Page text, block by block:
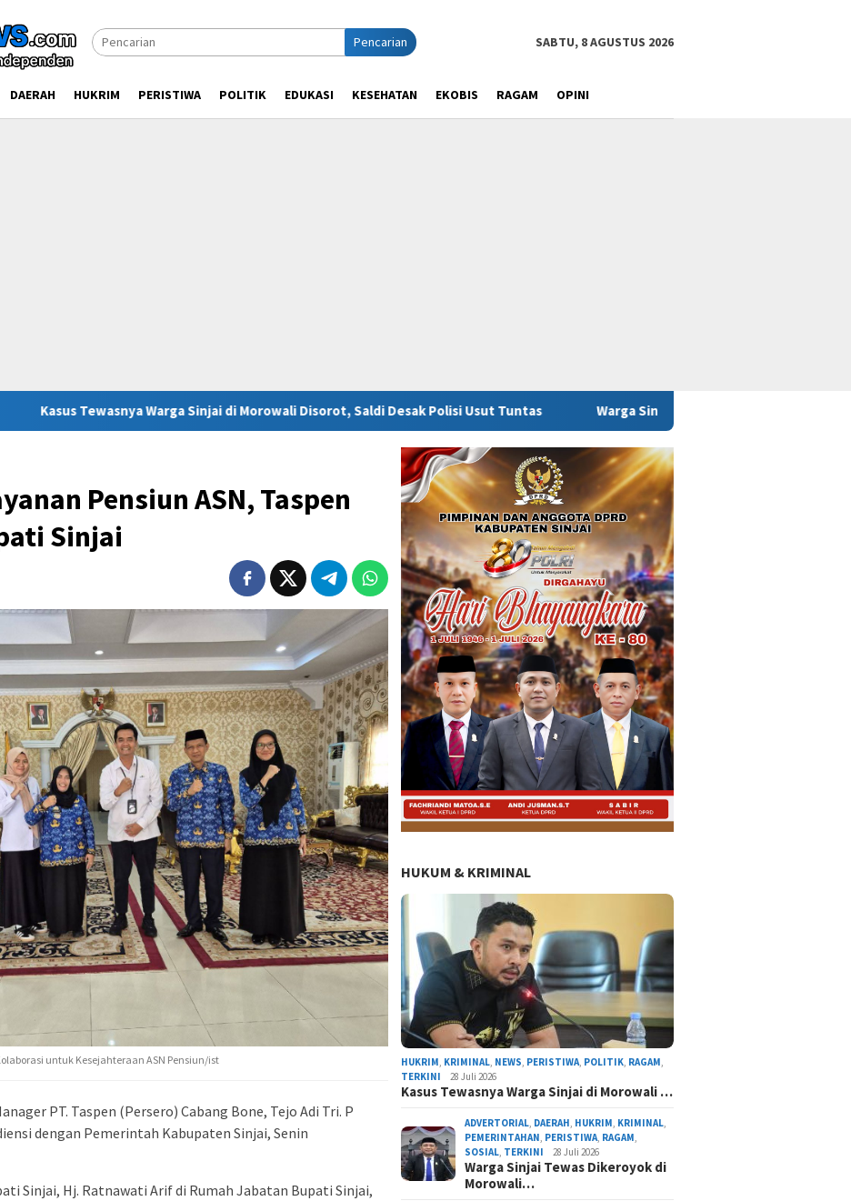
Pencarian SABTU, 8 AGUSTUS 2026
DAERAH HUKRIM PERISTIWA POLITIK EDUKASI KESEHATAN EKOBIS RAGAM OPINI
Warga Sinjai di Morowali Disorot, Saldi Desak Polisi Usut Tuntas Warga Sinjai Tewas Dikeroyok di Morowali, Ketua DPRD Minta
Pensiun ASN, Taspen
Sinjai
untuk Kesejahteraan ASN Pensiun/ist
PT. Taspen (Persero) Cabang Bone, Tejo Adi Tri. P
dengan Pemerintah Kabupaten Sinjai, Senin
Sinjai, Hj. Ratnawati Arif di Rumah Jabatan Bupati Sinjai,
HUKUM & KRIMINAL
HUKRIM, KRIMINAL, NEWS, PERISTIWA, POLITIK, RAGAM,
TERKINI
28 Juli 2026
Kasus Tewasnya Warga Sinjai di Morowali …
ADVERTORIAL, DAERAH, HUKRIM, KRIMINAL,
PEMERINTAHAN, PERISTIWA, RAGAM,
SOSIAL, TERKINI 28 Juli 2026
Warga Sinjai Tewas Dikeroyok di
Morowali…